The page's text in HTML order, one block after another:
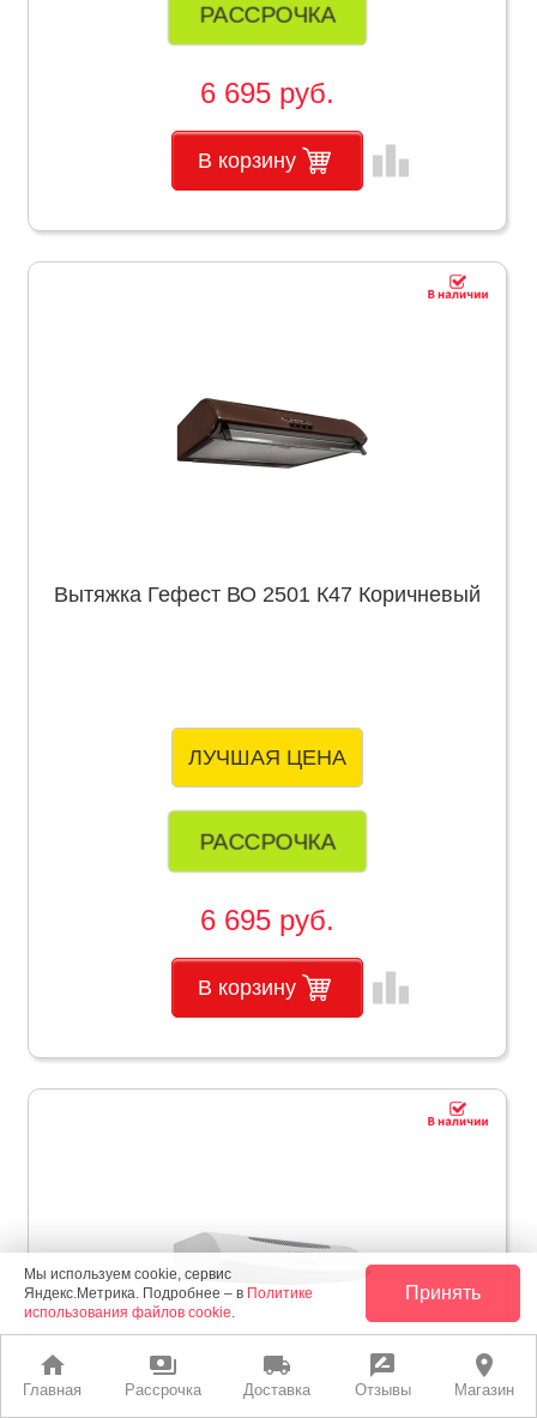
home
Главная
payments
Рассрочка
local_shipping
Доставка
rate_review
Отзывы
place
Магазин
РАССРОЧКА
6 695 руб.
В корзину leaderboard
Вытяжка Гефест ВО 2501 К47 Коричневый
ЛУЧШАЯ ЦЕНА
РАССРОЧКА
6 695 руб.
В корзину leaderboard
Мы используем cookie, сервис
Яндекс.Метрика. Подробнее – в Политике
использования файлов cookie.
Принять